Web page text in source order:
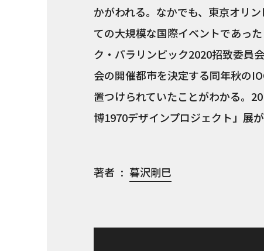
かがわれる。なかでも、東京オリ
ての大規模な国際イベントであっ
ク・パラリンピック2020招致委員
会の開催都市を決定する同年秋の
置つけられていたことがわかる。
博1970デザインプロジェクト」展が
著者 暮沢剛巳